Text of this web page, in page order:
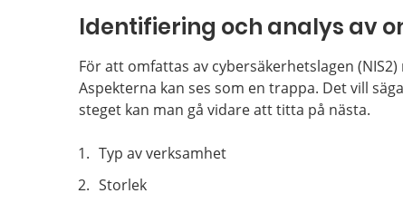
Identifiering och analys av
För att omfattas av cybersäkerhetslagen
Aspekterna kan ses som en trappa. Det vill
steget kan man gå vidare att titta på nästa.
Typ av verksamhet
Storlek